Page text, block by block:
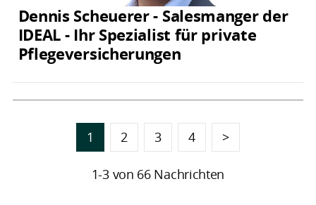
Dennis Scheuerer - Salesmanger der
IDEAL - Ihr Spezialist für private
Pflegeversicherungen
1 2 3 4 >
1-3 von 66 Nachrichten